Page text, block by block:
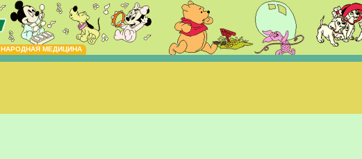
НАРОДНАЯ МЕДИЦИНА